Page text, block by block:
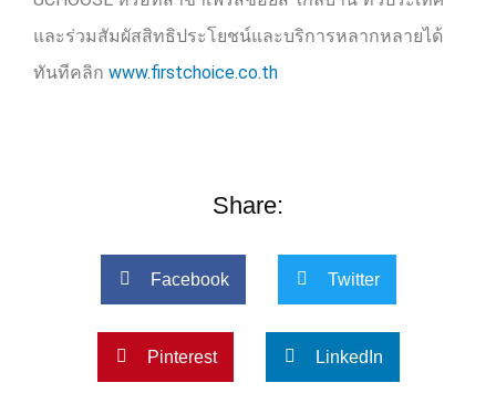
และร่วมสัมผัสสิทธิประโยชน์และบริการหลากหลายได้
ทันทีคลิก www.firstchoice.co.th
Share:
Facebook Twitter
Pinterest LinkedIn